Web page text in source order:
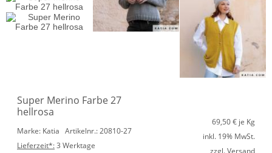
Super Merino Farbe 27
hellrosa
Marke: Katia Artikelnr.: 20810-27
Lieferzeit*:3 Werktage
69,50€ je Kg
inkl. 19% MwSt.
zzgl. Versand